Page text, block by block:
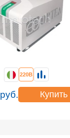
220В
руб. Купить